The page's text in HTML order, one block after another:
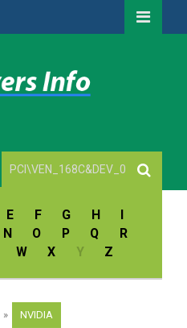
E F G H
I
N O P Q
R
W X Y Z
» NVIDIA